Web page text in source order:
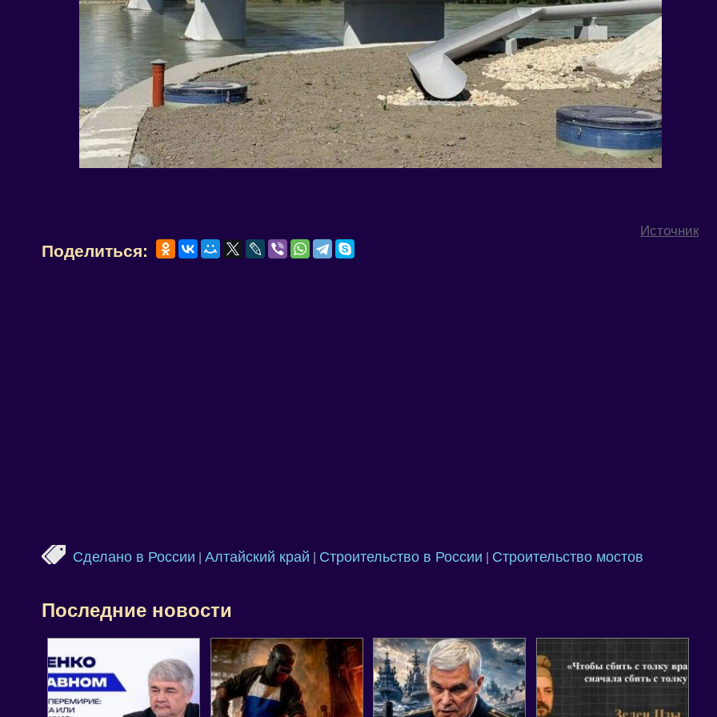
Источник
Поделиться:
Сделано в России Алтайский край Строительство в России Строительство мостов
Последние новости